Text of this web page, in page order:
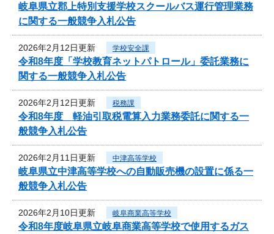
岐阜県立郡上特別支援学校スクールバス運行管理業務
に関する一般競争入札公告
2026年2月12日更新 学校安全課
令和8年度「学校教育ネットパトロール」委託業務に
関する一般競争入札公告
2026年2月12日更新 税務課
令和8年度 軽油引取税電算入力業務委託に関する一
般競争入札公告
2026年2月11日更新 中津高等学校
岐阜県立中津高等学校への自動販売機の設置に係る一
般競争入札公告
2026年2月10日更新 岐阜商業高等学校
令和8年度岐阜県立岐阜商業高等学校で使用するガス